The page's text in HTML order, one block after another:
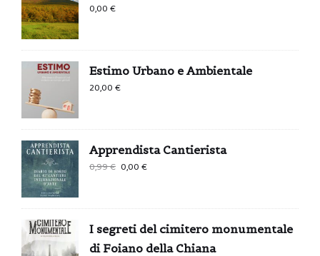
0,00€
Estimo Urbano e Ambientale
20,00€
Apprendista Cantierista
0,99€
era:
0,99 €.
0,00€
è:
0,00 €.
I segreti del cimitero monumentale
di Foiano della Chiana